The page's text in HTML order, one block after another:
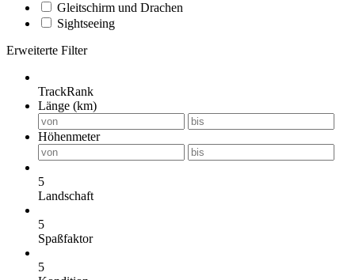
Gleitschirm und Drachen
Sightseeing
Erweiterte Filter
TrackRank
Länge (km)
Höhenmeter
5
Landschaft
5
Spaßfaktor
5